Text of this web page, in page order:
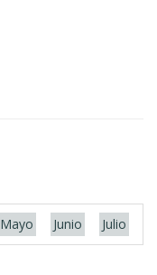
Mayo Junio Julio